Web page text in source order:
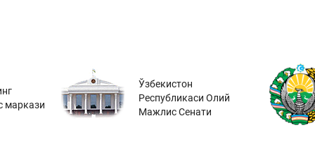
маркази
Ўзбекистон
Республикаси Олий
Мажлис Сенати